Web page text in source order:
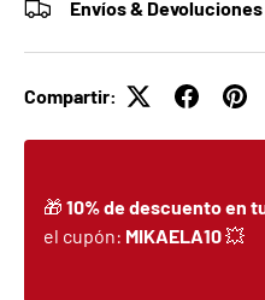
Envíos & Devoluciones
Compartir:
🎁 10% de descuento en
el cupón: MIKAELA10💥